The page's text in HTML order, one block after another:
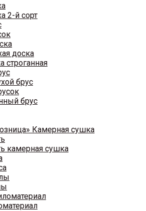
2-й сорт
доска
строганная
брус
брус
Камерная сушка
камерная сушка